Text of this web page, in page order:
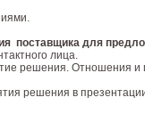
поставщика для
лица.
решения. Отношения и
решения в